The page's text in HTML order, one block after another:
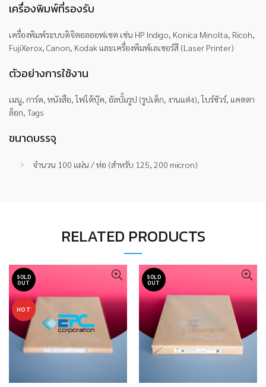
เครื่องพิมพ์ที่รองรับ
เครื่องพิมพ์ระบบดิจิตอลออฟเซต เช่น HP Indigo, Konica Minolta, Ricoh,
FujiXerox, Canon, Kodak และเครื่องพิมพ์เลเซอร์สี (Laser Printer)
ตัวอย่างการใช้งาน
เมนู, การ์ด, หนังสือ, โฟโต้บุ๊ค, อัลบั้มรูป (รูปเด็ก, งานแต่ง), โบร์ชัวร์, แคตตา
ล็อก, Tags
ขนาดบรรจุ
จำนวน 100 แผ่น / ห่อ (สำหรับ 125, 200 micron)
RELATED PRODUCTS
SOLD
OUT
HOT
SOLD
OUT